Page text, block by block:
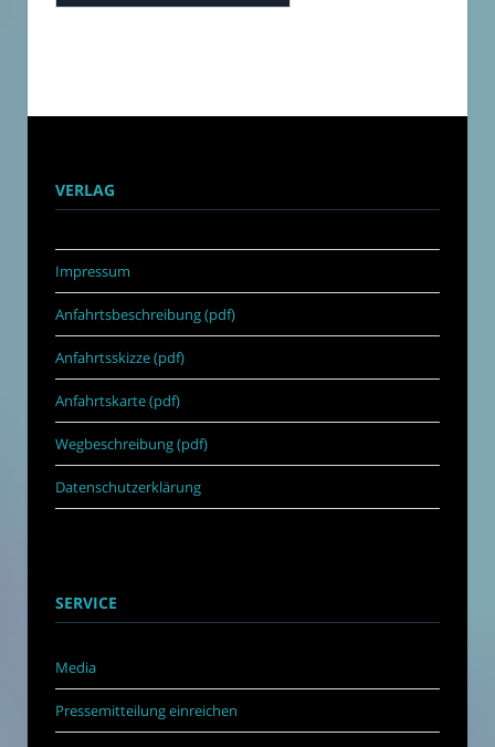
VERLAG
Impressum
Anfahrtsbeschreibung (pdf)
Anfahrtsskizze (pdf)
Anfahrtskarte (pdf)
Wegbeschreibung (pdf)
Datenschutzerklärung
SERVICE
Media
Pressemitteilung einreichen